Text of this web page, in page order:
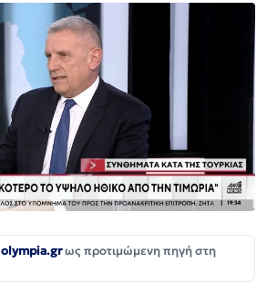
olympia.grως προτιμώμενη πηγή στη